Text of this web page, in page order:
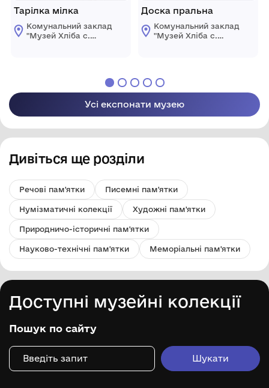
Тарілка мілка
Комунальний заклад
"Музей Хліба с.
Доска пральна
Комунальний заклад
"Музей Хліба с.
Усі експонати музею
Дивіться ще розділи
Речові пам'ятки Писемні пам'ятки
Нумізматичні колекції Художні пам'ятки
Природничо-історичні пам'ятки
Науково-технічні пам'ятки Меморіальні пам'ятки
Доступні музейні колекції
Пошук по сайту